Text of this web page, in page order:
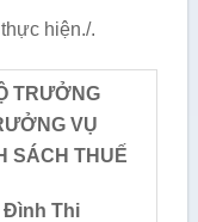
hiện./.
TRƯỞNG
VỤ
SÁCH THUẾ
Đình Thi